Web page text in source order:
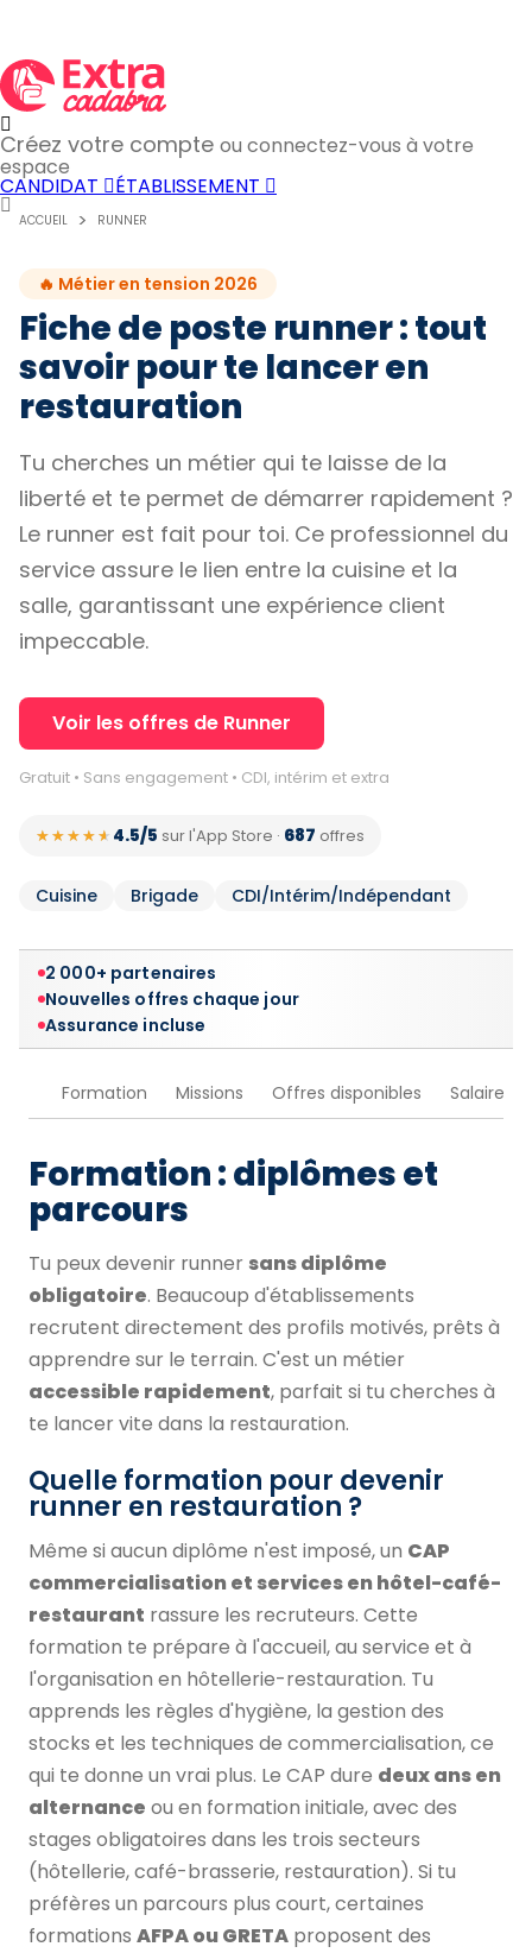
Créez votre compte ou connectez-vous à votre
espace
CANDIDAT ÉTABLISSEMENT
ACCUEIL RUNNER
🔥 Métier en tension 2026
Fiche de poste runner : tout
savoir pour te lancer en
restauration
Tu cherches un métier qui te laisse de la
liberté et te permet de démarrer rapidement ?
Le runner est fait pour toi. Ce professionnel du
service assure le lien entre la cuisine et la
salle, garantissant une expérience client
impeccable.
Voir les offres de Runner
Gratuit • Sans engagement • CDI, intérim et extra
★★★★★
★★★★★ 4.5/5 sur l'App Store · 687 offres
Cuisine Brigade CDI/Intérim/Indépendant
2 000+ partenaires
Nouvelles offres chaque jour
Assurance incluse
Formation Missions Offres disponibles Salaire
Formation : diplômes et
parcours
Tu peux devenir runner sans diplôme
obligatoire. Beaucoup d'établissements
recrutent directement des profils motivés, prêts à
apprendre sur le terrain. C'est un métier
accessible rapidement, parfait si tu cherches à
te lancer vite dans la restauration.
Quelle formation pour devenir
runner en restauration ?
Même si aucun diplôme n'est imposé, un CAP
commercialisation et services en hôtel-café-
restaurant rassure les recruteurs. Cette
formation te prépare à l'accueil, au service et à
l'organisation en hôtellerie-restauration. Tu
apprends les règles d'hygiène, la gestion des
stocks et les techniques de commercialisation, ce
qui te donne un vrai plus. Le CAP dure deux ans en
alternance ou en formation initiale, avec des
stages obligatoires dans les trois secteurs
(hôtellerie, café-brasserie, restauration). Si tu
préfères un parcours plus court, certaines
formations AFPA ou GRETA proposent des